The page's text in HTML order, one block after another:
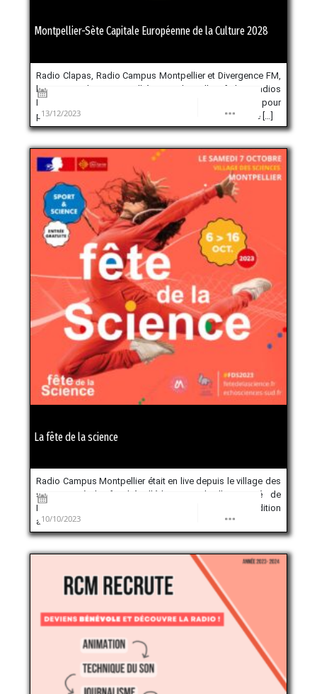
Montpellier-Sète Capitale Européenne de la Culture 2028
Radio Clapas, Radio Campus Montpellier et Divergence FM,
les trois radios montpelliéraines du Collectif des Radios
Libres d’Occitanie, s’associent une fois de plus pour
promouvoir la candidature de Montpellier-Sète Capitale […]
13/12/2023
La fête de la science
Radio Campus Montpellier était en live depuis le village des
sciences, à la faculté d’éducation de l’Université de
Montpellier, de 14h à 16h le samedi 7 octobre. Cette édition
avait […]
10/10/2023